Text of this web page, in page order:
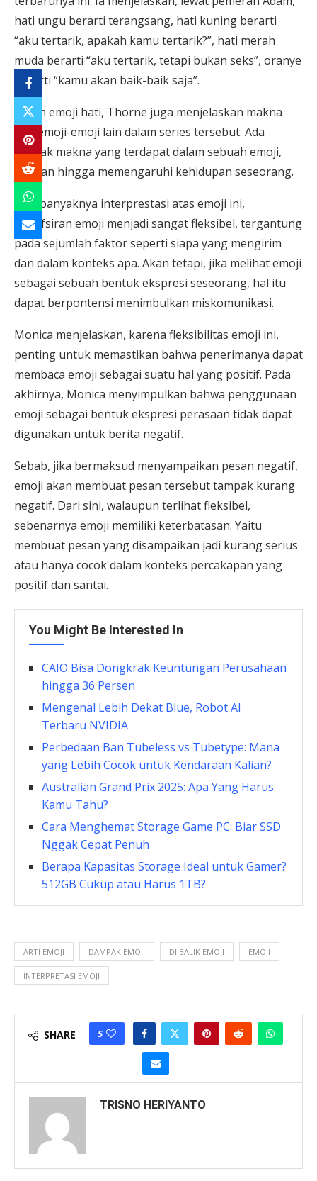
hati ungu berarti terangsang, hati kuning berarti
“aku tertarik, apakah kamu tertarik?”, hati merah
muda berarti “aku tertarik, tetapi bukan seks”, oranye
berarti “kamu akan baik-baik saja”.
Selain emoji hati, Thorne juga menjelaskan makna
dari emoji-emoji lain dalam series tersebut. Ada
banyak makna yang terdapat dalam sebuah emoji,
bahkan hingga memengaruhi kehidupan seseorang.
Dari banyaknya interprestasi atas emoji ini,
penafsiran emoji menjadi sangat fleksibel, tergantung
pada sejumlah faktor seperti siapa yang mengirim
dan dalam konteks apa. Akan tetapi, jika melihat emoji
sebagai sebuah bentuk ekspresi seseorang, hal itu
dapat berpontensi menimbulkan miskomunikasi.
Monica menjelaskan, karena fleksibilitas emoji ini,
penting untuk memastikan bahwa penerimanya dapat
membaca emoji sebagai suatu hal yang positif. Pada
akhirnya, Monica menyimpulkan bahwa penggunaan
emoji sebagai bentuk ekspresi perasaan tidak dapat
digunakan untuk berita negatif.
Sebab, jika bermaksud menyampaikan pesan negatif,
emoji akan membuat pesan tersebut tampak kurang
negatif. Dari sini, walaupun terlihat fleksibel,
sebenarnya emoji memiliki keterbatasan. Yaitu
membuat pesan yang disampaikan jadi kurang serius
atau hanya cocok dalam konteks percakapan yang
positif dan santai.
You Might Be Interested In
CAIO Bisa Dongkrak Keuntungan Perusahaan
hingga 36 Persen
Mengenal Lebih Dekat Blue, Robot AI
Terbaru NVIDIA
Perbedaan Ban Tubeless vs Tubetype: Mana
yang Lebih Cocok untuk Kendaraan Kalian?
Australian Grand Prix 2025: Apa Yang Harus
Kamu Tahu?
Cara Menghemat Storage Game PC: Biar SSD
Nggak Cepat Penuh
Berapa Kapasitas Storage Ideal untuk Gamer?
512GB Cukup atau Harus 1TB?
ARTI EMOJI DAMPAK EMOJI DI BALIK EMOJI EMOJI
INTERPRETASI EMOJI
SHARE 5
TRISNO HERIYANTO